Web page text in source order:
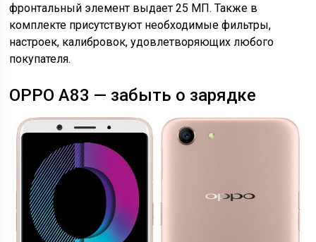
фронтальный элемент выдает 25 МП. Также в
комплекте присутствуют необходимые фильтры,
настроек, калибровок, удовлетворяющих любого
покупателя.
OPPO A83 — забыть о зарядке